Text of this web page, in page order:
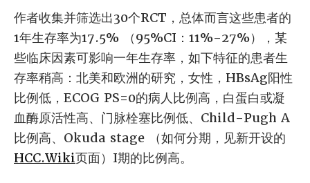
作者收集并筛选出30个RCT，总体而言这些患者的
1年生存率为17.5% （95%CI：11%-27%），某
些临床因素可影响一年生存率，如下特征的患者生
存率稍高：北美和欧洲的研究，女性，HBsAg阳性
比例低，ECOG PS=0的病人比例高，白蛋白或凝
血酶原活性高、门脉栓塞比例低、Child-Pugh A
比例高、Okuda stage （如何分期，见新开设的
HCC.Wiki页面）I期的比例高。